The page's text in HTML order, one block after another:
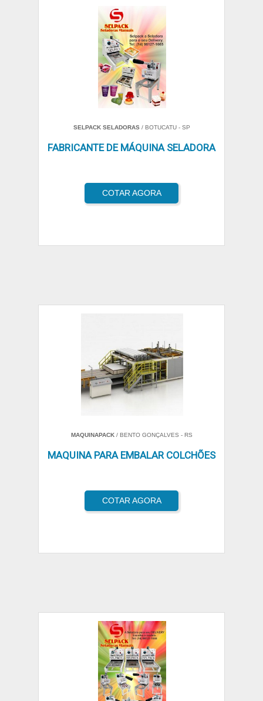
SELPACK SELADORAS/ BOTUCATU - SP
FABRICANTE DE MÁQUINA SELADORA
COTAR AGORA
MAQUINAPACK/ BENTO GONÇALVES - RS
MAQUINA PARA EMBALAR COLCHÕES
COTAR AGORA